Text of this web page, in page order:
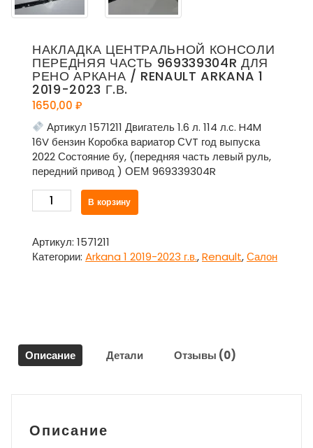
НАКЛАДКА ЦЕНТРАЛЬНОЙ КОНСОЛИ
ПЕРЕДНЯЯ ЧАСТЬ 969339304R ДЛЯ
РЕНО АРКАНА / RENAULT ARKANA 1
2019-2023 Г.В.
1650,00 ₽
Артикул 1571211 Двигатель 1.6 л. 114 л.с. H4M
16V бензин Коробка вариатор СVT год выпуска
2022 Состояние бу, (передняя часть левый руль,
передний привод ) ОЕМ 969339304R
Количество
товара
центральной
консоли
Аркана
/
2023
В корзину
Артикул: 1571211
Категории: Arkana 1 2019-2023 г.в.,Renault,Салон
Описание Детали Отзывы (0)
Описание